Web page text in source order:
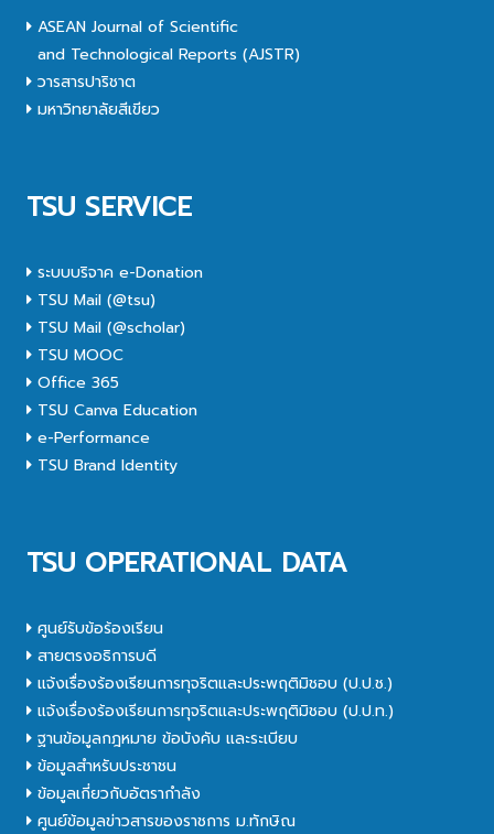
ASEAN Journal of Scientific
and Technological Reports (AJSTR)
วารสารปาริชาต
มหาวิทยาลัยสีเขียว
TSU SERVICE
ระบบบริจาค e-Donation
TSU Mail (@tsu)
TSU Mail (@scholar)
TSU MOOC
Office 365
TSU Canva Education
e-Performance
TSU Brand Identity
TSU OPERATIONAL DATA
ศูนย์รับข้อร้องเรียน
สายตรงอธิการบดี
แจ้งเรื่องร้องเรียนการทุจริตและประพฤติมิชอบ (ป.ป.ช.)
แจ้งเรื่องร้องเรียนการทุจริตและประพฤติมิชอบ (ป.ป.ท.)
ฐานข้อมูลกฎหมาย ข้อบังคับ และระเบียบ
ข้อมูลสำหรับประชาชน
ข้อมูลเกี่ยวกับอัตรากำลัง
ศูนย์ข้อมูลข่าวสารของราชการ ม.ทักษิณ